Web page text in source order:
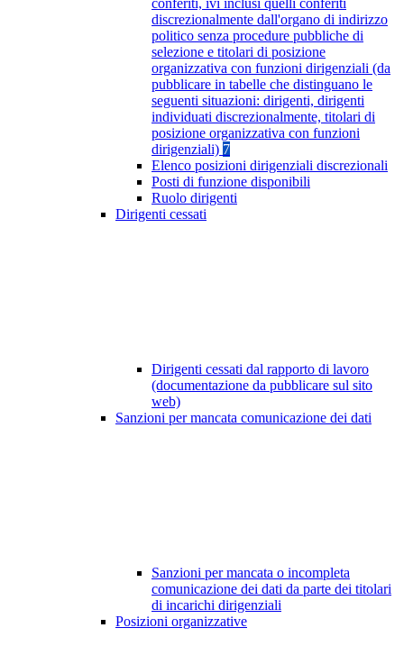
conferiti, ivi inclusi quelli conferiti
discrezionalmente dall'organo di indirizzo
politico senza procedure pubbliche di
selezione e titolari di posizione
organizzativa con funzioni dirigenziali (da
pubblicare in tabelle che distinguano le
seguenti situazioni: dirigenti, dirigenti
individuati discrezionalmente, titolari di
posizione organizzativa con funzioni
dirigenziali) 7
Elenco posizioni dirigenziali discrezionali
Posti di funzione disponibili
Ruolo dirigenti
Dirigenti cessati
Dirigenti cessati dal rapporto di lavoro
(documentazione da pubblicare sul sito
web)
Sanzioni per mancata comunicazione dei dati
Sanzioni per mancata o incompleta
comunicazione dei dati da parte dei titolari
di incarichi dirigenziali
Posizioni organizzative